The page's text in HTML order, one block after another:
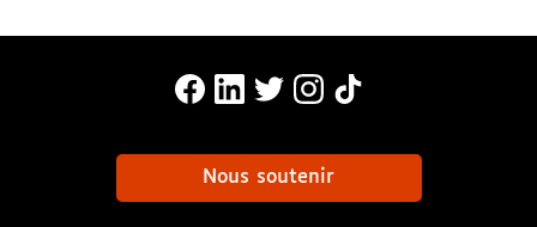
MonaLira Sur Facebook (nouvelle
MonaLira Sur Linkedin
MonaLira Sur Twitter
MonaLira Sur
Nous soutenir